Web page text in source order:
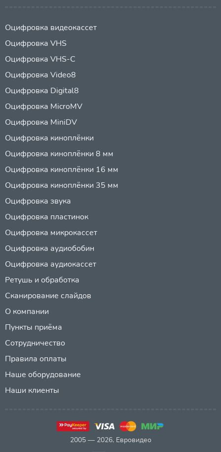
Оцифровка видеокассет
Оцифровка VHS
Оцифровка VHS-C
Оцифровка Video8
Оцифровка Digital8
Оцифровка MicroMV
Оцифровка MiniDV
Оцифровка киноплёнки
Оцифровка киноплёнки 8 мм
Оцифровка киноплёнки 16 мм
Оцифровка киноплёнки 35 мм
Оцифровка звука
Оцифровка пластинок
Оцифровка микрокассет
Оцифровка аудиобобин
Оцифровка аудиокассет
Ретушь и обработка
Сканирование слайдов
О компании
Пункты приёма
Сотрудничество
Правила оплаты
Наше оборудование
Наши клиенты
2005 — 2026, Евровидео